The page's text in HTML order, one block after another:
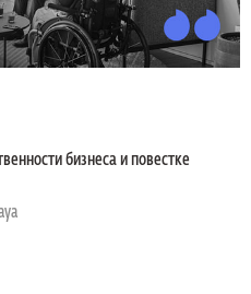
бизнеса и повестке